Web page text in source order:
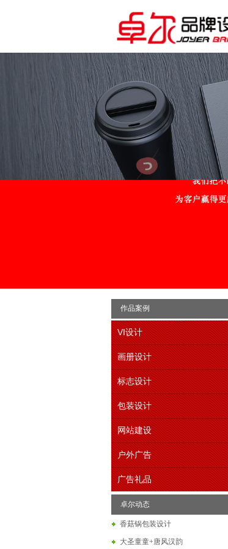
作品案例
VI设计
画册设计
标志设计
包装设计
网站建设
户外广告
广告礼品
卓尔动态
香菇锅包装设计
大圣童童+唐风汉韵